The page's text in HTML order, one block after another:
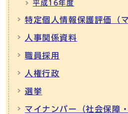
平成16年度
特定個人情報保護評価（
人事関係資料
職員採用
人権行政
選挙
マイナンバー（社会保障